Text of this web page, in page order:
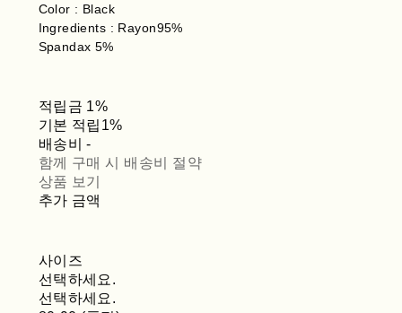
Color : Black
Ingredients : Rayon95%
Spandax 5%
적립금 1%
기본 적립 1%
배송비-
함께 구매 시 배송비 절약
상품 보기
추가 금액
사이즈
선택하세요.
선택하세요.